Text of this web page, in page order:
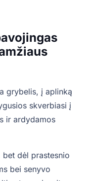
grybelis, į aplinką
skverbiasi į
ir ardydamos
bet dėl prastesnio
bei senyvo